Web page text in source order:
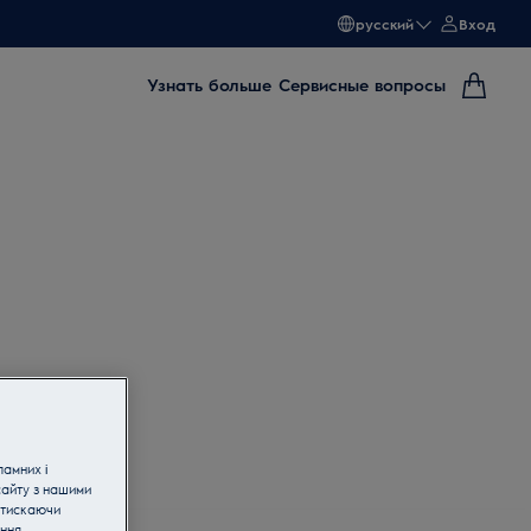
русский Вход
Узнать больше Сервисные вопросы
і
з нашими